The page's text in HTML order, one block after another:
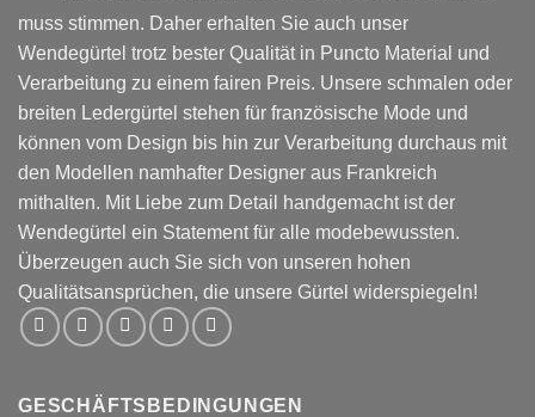
muss stimmen. Daher erhalten Sie auch unser
Wendegürtel trotz bester Qualität in Puncto Material und
Verarbeitung zu einem fairen Preis. Unsere schmalen oder
breiten Ledergürtel stehen für französische Mode und
können vom Design bis hin zur Verarbeitung durchaus mit
den Modellen namhafter Designer aus Frankreich
mithalten. Mit Liebe zum Detail handgemacht ist der
Wendegürtel ein Statement für alle modebewussten.
Überzeugen auch Sie sich von unseren hohen
Qualitätsansprüchen, die unsere Gürtel widerspiegeln!
GESCHÄFTSBEDINGUNGEN